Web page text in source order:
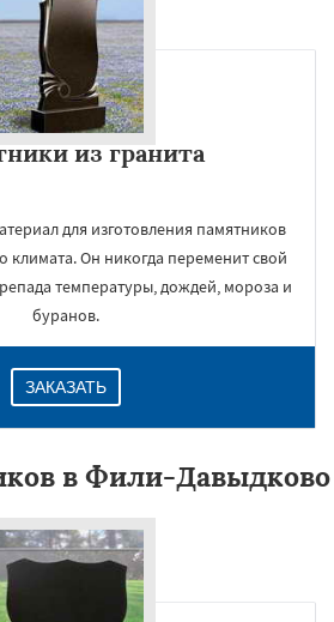
из гранита
для изготовления памятников
климата. Он никогда переменит свой
температуры, дождей, мороза и
буранов.
ЗАКАЗАТЬ
в Фили-Давыдково